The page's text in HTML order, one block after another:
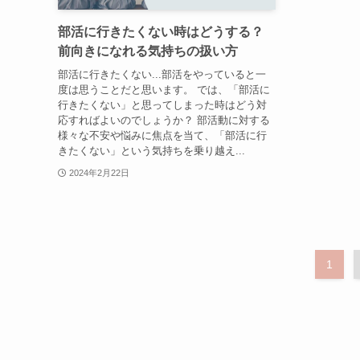
部活に行きたくない時はどうする？
前向きになれる気持ちの扱い方
部活に行きたくない...部活をやっていると一
度は思うことだと思います。 では、「部活に
行きたくない」と思ってしまった時はどう対
応すればよいのでしょうか？ 部活動に対する
様々な不安や悩みに焦点を当て、「部活に行
きたくない」という気持ちを乗り越え...
2024年2月22日
1